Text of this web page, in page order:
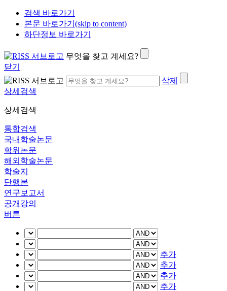
검색 바로가기
본문 바로가기(skip to content)
하단정보 바로가기
무엇을 찾고 계세요?
닫기
삭제
상세검색
상세검색
통합검색
국내학술논문
학위논문
해외학술논문
학술지
단행본
연구보고서
공개강의
버튼
추가
추가
추가
추가